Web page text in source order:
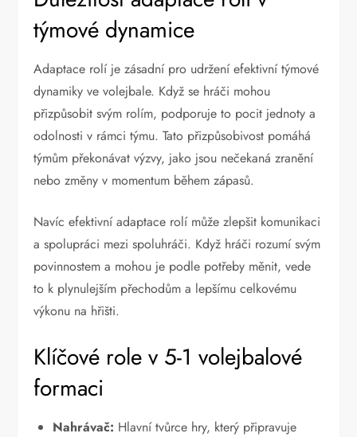
týmové dynamice
Adaptace rolí je zásadní pro udržení efektivní týmové
dynamiky ve volejbale. Když se hráči mohou
přizpůsobit svým rolím, podporuje to pocit jednoty a
odolnosti v rámci týmu. Tato přizpůsobivost pomáhá
týmům překonávat výzvy, jako jsou nečekaná zranění
nebo změny v momentum během zápasů.
Navíc efektivní adaptace rolí může zlepšit komunikaci
a spolupráci mezi spoluhráči. Když hráči rozumí svým
povinnostem a mohou je podle potřeby měnit, vede
to k plynulejším přechodům a lepšímu celkovému
výkonu na hřišti.
Klíčové role v 5-1 volejbalové
formaci
Nahrávač: Hlavní tvůrce hry, který připravuje